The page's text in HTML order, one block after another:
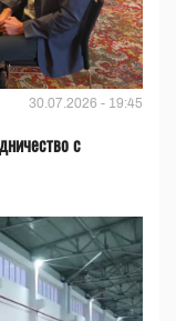
30.07.2026 - 19:45
с